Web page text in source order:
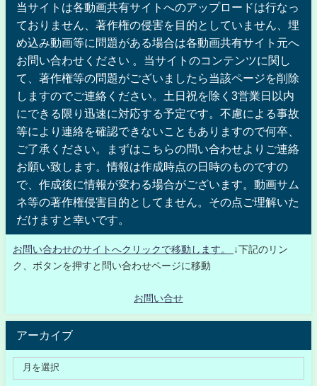
当サイトは各動画共有サイトへのアップロードは行なっ
ておりません、著作権の侵害を目的としていません、埋
め込み動画等に問題がある場合は各動画共有サイト元へ
お問い合わせください 。当サイトのコンテンツに関し
て、著作権等の問題がございましたら当該ページを削除
しますのでご連絡ください。土日祝を除く3営業日以内
にできる限り迅速に対応する予定です。不慮による事故
等により連絡を確認できないこともありますので何卒、
ご了承ください。まずはこちらの問い合わせよりご連絡
お願い致します。情報は作成時点の日時のものですの
で、作成後に情報が変わる場合がございます。動画サム
ネ等の著作権侵害目的としてません。その点ご理解いた
だけますと幸いです。
お問い合わせのサイトへクリックで移動します。
↓下記のリン
ク、ボタンを押すと問い合わせページに移動
お問い合せ
アーカイブ